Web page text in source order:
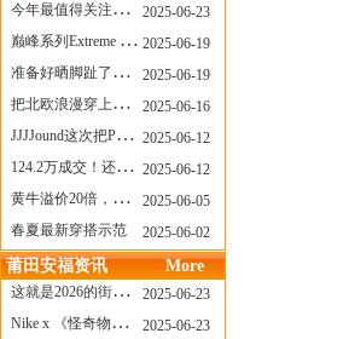
今年最值得关注的AF1！KOBE x AF1 明日发售
2025-06-23
巅峰系列Extreme Diver潜水腕表与Revival Diver复刻版潜水腕表共同推出“暗影款”新作
2025-06-19
准备好晒脚趾了吗？透明款 AF1 要回归了
2025-06-19
把北欧浪漫穿上脚，Cecilie Bahnsen x ASICS
2025-06-16
JJJJound这次把PUMA改得好安静
2025-06-12
124.2万成交！还有什么是Labubu做不到的？
2025-06-12
黄牛溢价20倍，「Labubu」3.0市价大盘点！假货比正品还贵...
2025-06-05
春夏最新穿搭示范
2025-06-02
莆田安福资讯 More
这就是2026的街头感！Prada新包我先爱了
2025-06-23
Nike x 《怪奇物语》联名回归，终于轮到这双热门款了！
2025-06-23